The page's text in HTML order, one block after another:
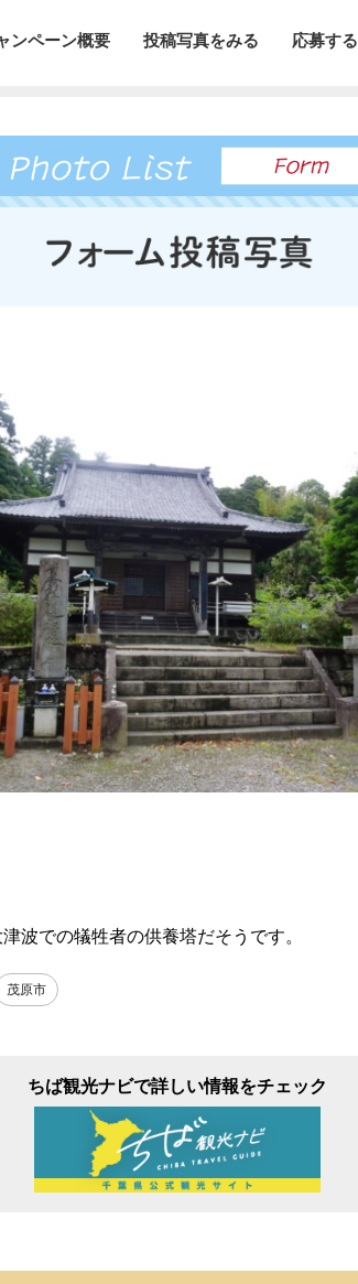
ンペーン概要 投稿写真をみる 応募する
波での犠牲者の供養塔だそうです。
茂原市
ちば観光ナビで詳しい情報をチェック